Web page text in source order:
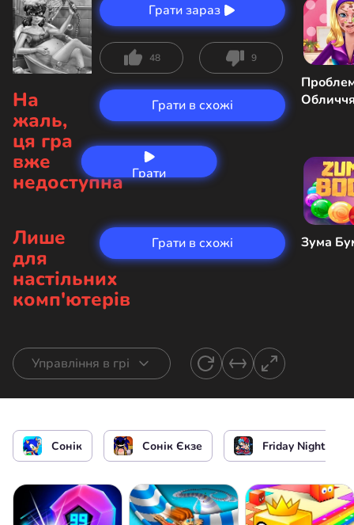
Грати
Грати зараз
48 9
На
жаль,
ця гра
вже
недоступна
Грати в схожі
Лише
для
настільних
комп'ютерів
Грати в схожі Зума
Управління в грі
Почати співати чи
Управління гучністю
Сонік Сонік Єкзе Friday Night